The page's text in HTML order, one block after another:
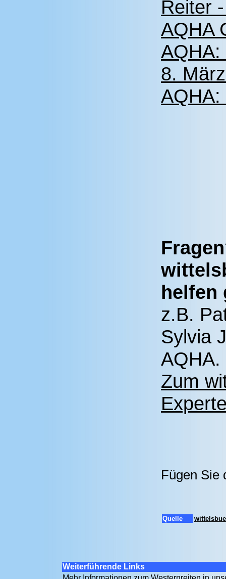
Reiter
AQHA
8.
AQHA:
helfen
z.B.
Sylvia
AQHA.
Zum
Fügen Sie
Quelle
Weiterführende Links